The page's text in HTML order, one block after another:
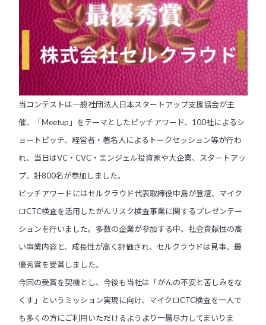
当コンテストは一般社団法人日本スタートアップ支援協会が主
催、「Meetup」をテーマとしたピッチアワード、100社によるシ
ョートピッチ、経営者・著名人によるトークセッション等が行わ
れ、当日はVC・CVC・エンジェル投資家や大企業、スタートアッ
プ、計800名が参加しました。
ピッチアワードにはセルクラウド代表取締役中島が登壇、マイク
ロCTC検査を活用したがんリスク検査事業に関するプレゼンテー
ションを行いました。多数の企業が参加する中、社会貢献性の高
い事業内容と、成長性が高く評価され、セルクラウドは見事、最
優秀賞を受賞しました。
今回の受賞を契機とし、今後も当社は「がんの不安と苦しみをな
くす」というミッション実現に向け、マイクロCTC検査を一人で
も多くの方にご利用いただけるようより一層尽力してまいりま